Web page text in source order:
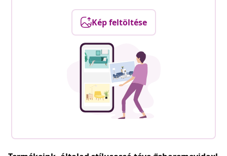
Kép feltöltése